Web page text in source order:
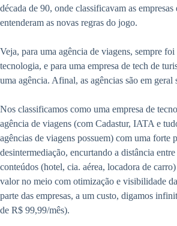
década de 90, onde classificavam as
entenderam as novas regras do jogo.
Veja, para uma agência de viagens, sempre
tecnologia, e para uma empresa de tech de
uma agência. Afinal, as agências são em geral
Nos classificamos como uma empresa de
agência de viagens (com Cadastur, IATA e
agências de viagens possuem) com uma forte
desintermediação, encurtando a distância entre
conteúdos (hotel, cia. aérea, locadora de
valor no meio com otimização e visibilidade
parte das empresas, a um custo, digamos
de R$ 99,99/mês).